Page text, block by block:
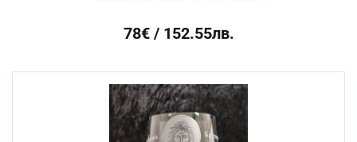
78€ / 152.55лв.